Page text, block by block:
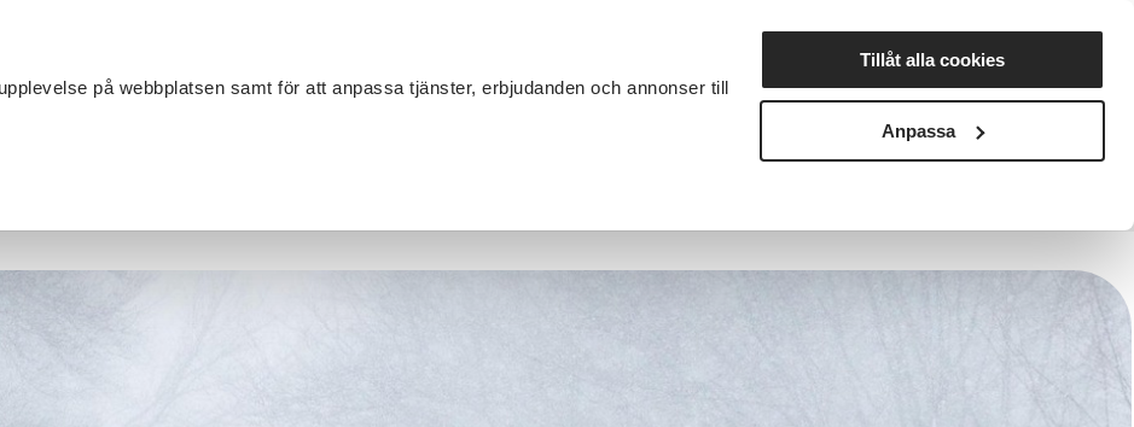
på webbplatsen samt för att anpassa tjänster, erbjudanden och annonser till
Tillåt alla cookies
Anpassa
Nyheter Avdelningar